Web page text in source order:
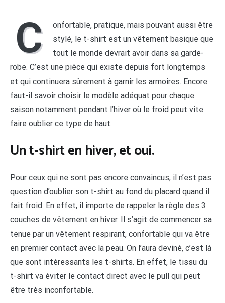
C
onfortable, pratique, mais pouvant aussi être
stylé, le t-shirt est un vêtement basique que
tout le monde devrait avoir dans sa garde-
robe. C’est une pièce qui existe depuis fort longtemps
et qui continuera sûrement à garnir les armoires. Encore
faut-il savoir choisir le modèle adéquat pour chaque
saison notamment pendant l’hiver où le froid peut vite
faire oublier ce type de haut.
Un t-shirt en hiver, et oui.
Pour ceux qui ne sont pas encore convaincus, il n’est pas
question d’oublier son t-shirt au fond du placard quand il
fait froid. En effet, il importe de rappeler la règle des 3
couches de vêtement en hiver. Il s’agit de commencer sa
tenue par un vêtement respirant, confortable qui va être
en premier contact avec la peau. On l’aura deviné, c’est là
que sont intéressants les t-shirts. En effet, le tissu du
t-shirt va éviter le contact direct avec le pull qui peut
être très inconfortable.